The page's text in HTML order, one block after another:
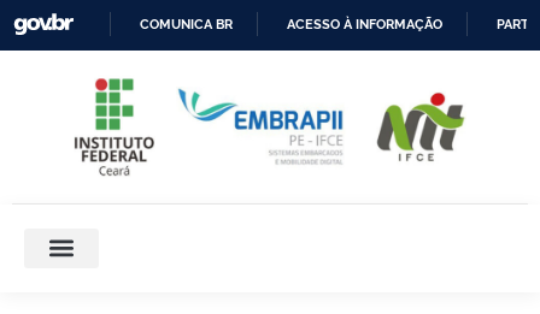
O
CONTEÚDO
COMUNICA BR ACESSO À INFORMAÇÃO